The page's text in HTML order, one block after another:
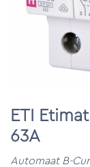
ETI
63A
Automaat B-